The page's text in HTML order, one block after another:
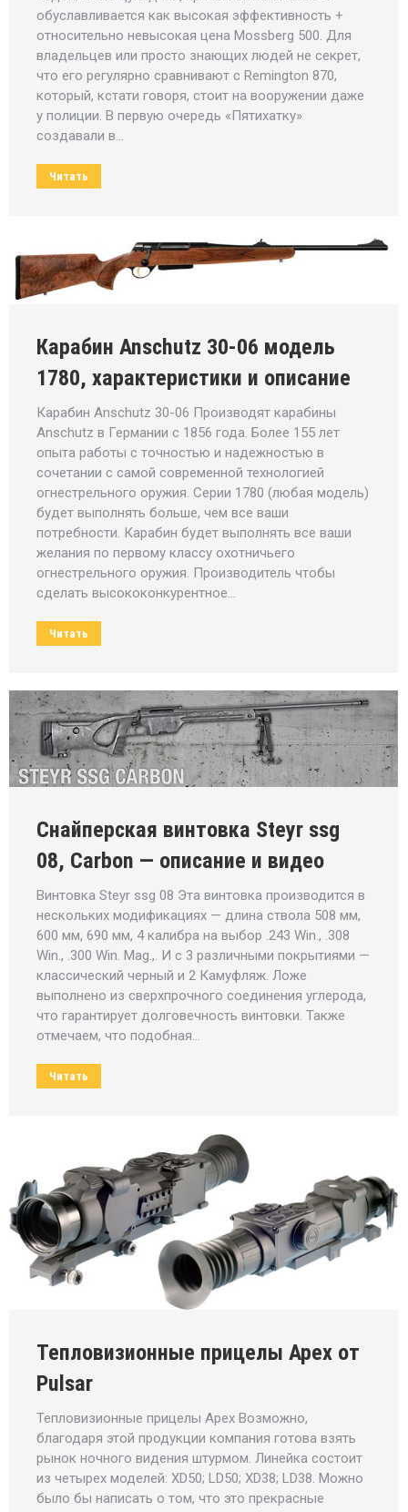
обуславливается как высокая эффективность +
относительно невысокая цена Mossberg 500. Для
владельцев или просто знающих людей не секрет,
что его регулярно сравнивают с Remington 870,
который, кстати говоря, стоит на вооружении даже
у полиции. В первую очередь «Пятихатку»
создавали в…
Читать
Карабин Anschutz 30-06 модель
1780, характеристики и описание
Карабин Anschutz 30-06 Производят карабины
Anschutz в Германии с 1856 года. Более 155 лет
опыта работы с точностью и надежностью в
сочетании с самой современной технологией
огнестрельного оружия. Серии 1780 (любая модель)
будет выполнять больше, чем все ваши
потребности. Карабин будет выполнять все ваши
желания по первому классу охотничьего
огнестрельного оружия. Производитель чтобы
сделать высококонкурентное…
Читать
Снайперская винтовка Steyr ssg
08, Carbon — описание и видео
Винтовка Steyr ssg 08 Эта винтовка производится в
нескольких модификациях — длина ствола 508 мм,
600 мм, 690 мм, 4 калибра на выбор .243 Win., .308
Win., .300 Win. Mag.,. И с 3 различными покрытиями —
классический черный и 2 Камуфляж. Ложе
выполнено из сверхпрочного соединения углерода,
что гарантирует долговечность винтовки. Также
отмечаем, что подобная…
Читать
Тепловизионные прицелы Apex от
Pulsar
Тепловизионные прицелы Apex Возможно,
благодаря этой продукции компания готова взять
рынок ночного видения штурмом. Линейка состоит
из четырех моделей: XD50; LD50; XD38; LD38. Можно
было бы написать о том, что это прекрасные